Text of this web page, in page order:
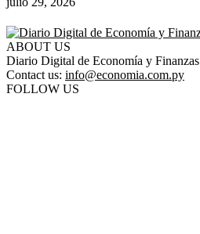
ABOUT US
Diario Digital de Economía y Finanzas
Contact us: info@economia.com.py
FOLLOW US